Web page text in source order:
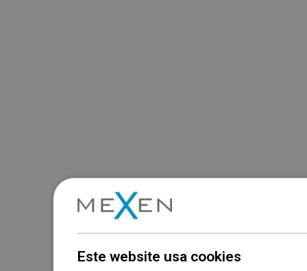
Este website usa cookies